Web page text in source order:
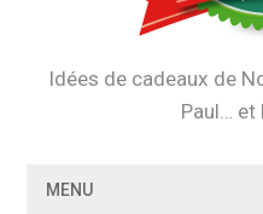
Idées de cadeaux de
Paul… et
MENU